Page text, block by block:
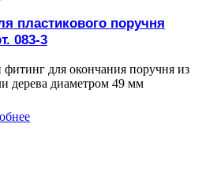
пластикового поручня
083-3
для окончания поручня из
дерева диаметром 49 мм